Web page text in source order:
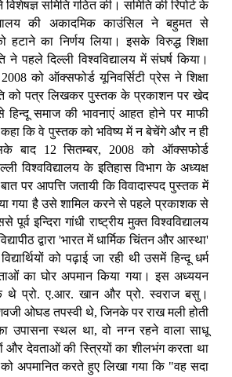
विशेषज्ञ समिति गठित की। समिति की रिपोर्ट के
की अकादमिक काउंसिल ने बहुमत से
हटाने का निर्णय लिया। इसके विरुद्ध शिक्षा
पहले दिल्ली विश्वविद्यालय में संघर्ष किया।
को ऑक्सफोर्ड यूनिवर्सिटी प्रेस ने शिक्षा
को पत्र लिखकर पुस्तक के प्रकाशन पर खेद
समाज की भावनाएं आहत होने पर माफी
कहा कि वे पुस्तक को भविष्य में न बेचेंगे और न ही
बाद 12 सितम्बर, 2008 को ऑक्सफोर्ड
विश्वविद्यालय के इतिहास विभाग के अध्यक्ष
पर आपत्ति जतायी कि विवादास्पद पुस्तक में
गया है उसे शामिल करने से पहले प्रकाशक से
इन्दिरा गांधी राष्ट्रीय मुक्त विश्वविद्यालय
द्वारा 'भारत में धार्मिक चिंतन और आस्था'
को पढ़ाई जा रही थी उसमें हिन्दू धर्म
का घोर अपमान किया गया। इस अध्ययन
थे प्रो. ए.आर. खान और प्रो. स्वराज बसु।
ओघड तपस्वी थे, जिनके पर राख मली होती
उपासना स्थल था, वो नग्न रहने वाला साधू
और देवताओं की स्त्रियों का शीलभंग करता था
अपमानित करते हुए लिखा गया कि "वह सदा